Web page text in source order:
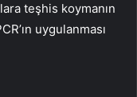
teşhis koymanın
uygulanması